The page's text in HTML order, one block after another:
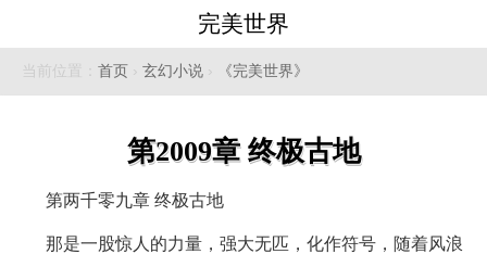
完美世界
当前位置： 首页 › 玄幻小说 › 《完美世界》
第2009章 终极古地
第两千零九章 终极古地
那是一股惊人的力量，强大无匹，化作符号，随着风浪